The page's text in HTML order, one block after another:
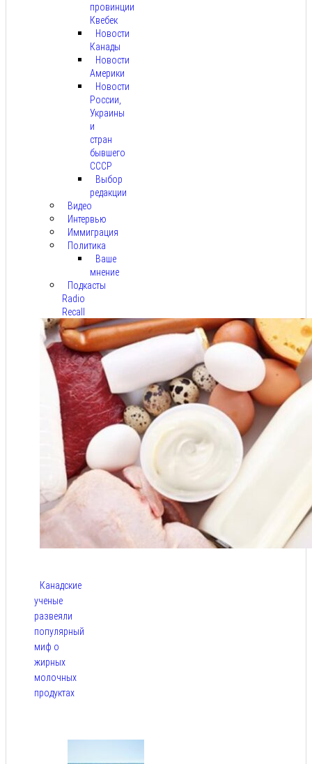
провинции
Квебек
Новости
Канады
Новости
Америки
Новости
России,
Украины
и
стран
бывшего
СССР
Выбор
редакции
Видео
Интервью
Иммиграция
Политика
Ваше
мнение
Подкасты
Radio
Recall
Канадские
ученые
развеяли
популярный
миф о
жирных
молочных
продуктах